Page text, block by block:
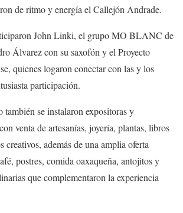
de ritmo y energía el Callejón Andrade.
JohnLinki, el grupo MO BLANC de
Álvarez con susaxofón y el Proyecto
, quienes logaronconectar conlas y los
participación.
se instalaron expositoras y
venta de artesanías, joyería, plantas, libros
creativos, además de una amplia oferta
postres, comida oaxaqueña, antojitos y
que complementaron la experiencia